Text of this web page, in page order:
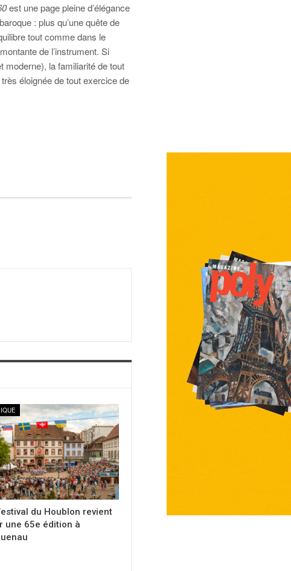
est une page pleine d’élégance
: plus qu’une quête de
tout comme dans le
de l’instrument. Si
moderne), la familiarité de tout
éloignée de tout exercice de
du Houblon revient
une 65e édition à